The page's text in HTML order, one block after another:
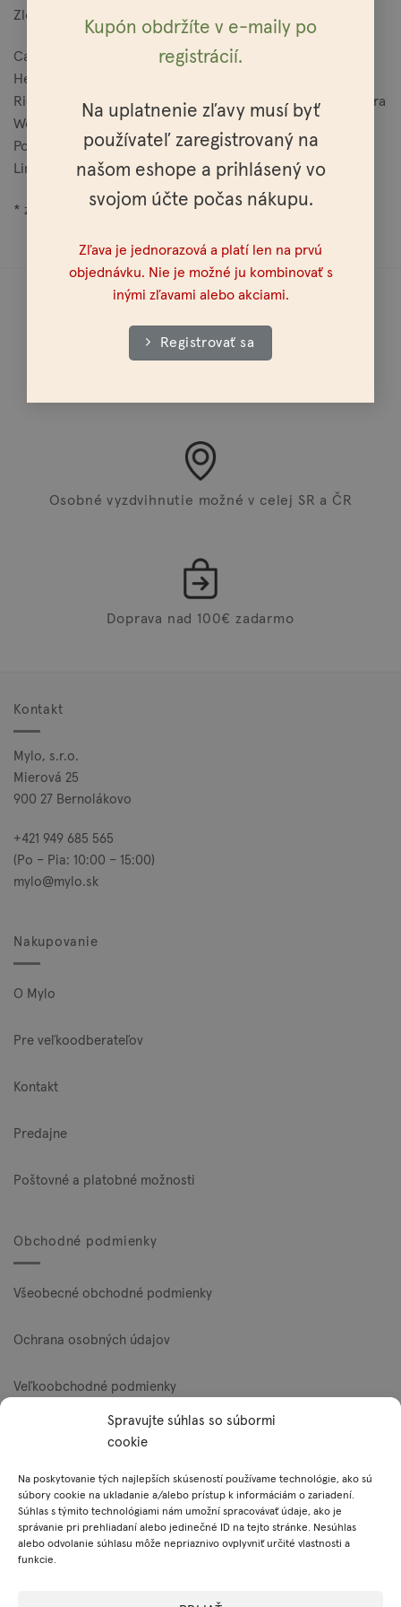
Kupón obdržíte v e-maily po
registrácií.
Na uplatnenie zľavy musí byť
používateľ zaregistrovaný na
našom eshope a prihlásený vo
svojom účte počas nákupu.
Zľava je jednorazová a platí len na prvú
objednávku. Nie je možné ju kombinovať s
inými zľavami alebo akciami.
Registrovať sa
Spravujte súhlas so súbormi
cookie
Na poskytovanie tých najlepších skúseností používame technológie, ako sú
súbory cookie na ukladanie a/alebo prístup k informáciám o zariadení.
Súhlas s týmito technológiami nám umožní spracovávať údaje, ako je
správanie pri prehliadaní alebo jedinečné ID na tejto stránke. Nesúhlas
alebo odvolanie súhlasu môže nepriaznivo ovplyvniť určité vlastnosti a
funkcie.
Zloženie:
Caprylic/Capric Triglyceride, Polyglycerol-3 Beeswax,
Helianthus Annuus Seed Oil, Argania Spinosa Kernel Oil,
Ricinus Communis Seed Oil, Tocopherol, Aniba Rosaeodora
Wood Oil , Cedrus Atlantica Oil , Piper Nigrum Oil,
Pogostemon Cablin Oil, Benzyl Benzoate*, Geraniol*,
Linalool*, Limonene*.
* zložky prirodzene sa vyskytujúce v esenciálnych olejoch
Osobné vyzdvihnutie možné v celej SR a ČR
Doprava nad 100€ zadarmo
Kontakt
Mylo, s.r.o.
Mierová 25
900 27 Bernolákovo
+421 949 685 565
(Po – Pia: 10:00 – 15:00)
mylo@mylo.sk
Nakupovanie
O Mylo
Pre veľkoodberateľov
Kontakt
Predajne
Poštovné a platobné možnosti
Obchodné podmienky
Všeobecné obchodné podmienky
Ochrana osobných údajov
Veľkoobchodné podmienky
Zásady používania súborov cookie (EÚ)
Platobné metódy